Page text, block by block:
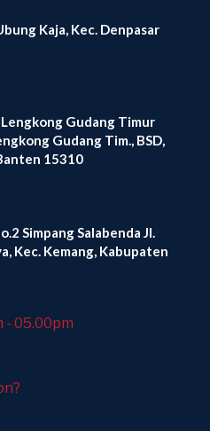
Kaja, Kec. Denpasar
Lengkong Gudang Timur
Gudang Tim., BSD,
15310
Simpang Salabenda Jl.
Kec. Kemang, Kabupaten
- 05.00pm